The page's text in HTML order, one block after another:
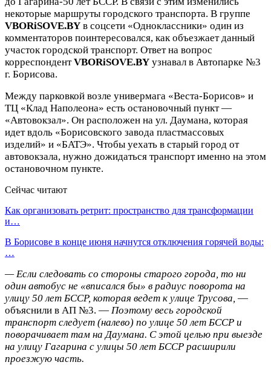
некоторые маршруты городского транспорта. В группе
VBORiSOVE.BY в соцсети «Одноклассники» один из
комментаторов поинтересовался, как объезжает данный
участок городской транспорт. Ответ на вопрос
корреспондентVBORiSOVE.BY узнавал в Автопарке №3
г. Борисова.
Между парковкой возле универмага «Веста-Борисов» и
ТЦ «Клад Наполеона» есть остановочный пункт —
«Автовокзал». Он расположен на ул. Даумана, которая
идет вдоль «Борисовского завода пластмассовых
изделий» и «БАТЭ». Чтобы уехать в старый город от
автовокзала, нужно дожидаться транспорт именно на этом
остановочном пункте.
Сейчас читают
Как организовать ретрит: пространство для трансформации
и…
В Борисове в конце июня начнутся отключения горячей воды:
…
— Если следовать со стороны старого города, то ни
один автобус не «вписался бы» в радиус поворота на
улицу 50 лет БССР, которая ведет к улице Трусова, —
объяснили в АП №3. — Поэтому весь городской
транспорт следует (налево) по улице 50 лет БССР и
поворачивает там на Даумана. С этой целью при выезде
на улицу Гагарина с улицы 50 лет БССР расширили
проезжую часть.